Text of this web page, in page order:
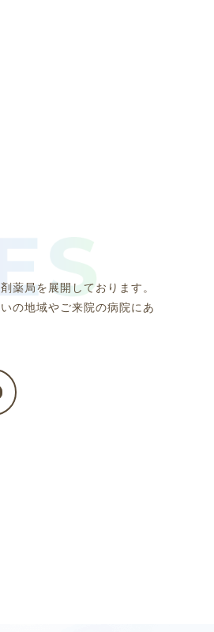
薬局を展開しております。
の地域やご来院の病院にあ